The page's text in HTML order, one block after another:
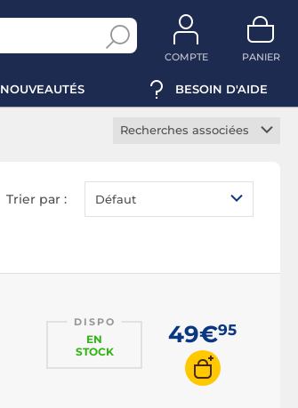
COMPTE PANIER
NOUVEAUTÉS BESOIN D'AIDE
Recherches associées
Câble USB 3.0
Cable USB 3.1 Type C
Rallonge USB 2.0
Rallonge USB 3.0
Adaptateur USB
Trier par : Défaut
DISPO
EN
STOCK
49€95